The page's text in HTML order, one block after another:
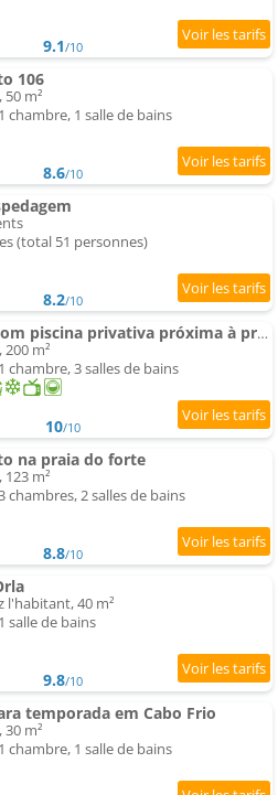
9.1/10
106
m²
chambre, 1 salle de bains
8.6/10
(total 51 personnes)
8.2/10
Cobertura com piscina privativa próxima à praia
m²
chambre, 3 salles de bains
10/10
na praia do forte
m²
chambres, 2 salles de bains
8.8/10
l'habitant, 40 m²
salle de bains
9.8/10
temporada em Cabo Frio
m²
chambre, 1 salle de bains